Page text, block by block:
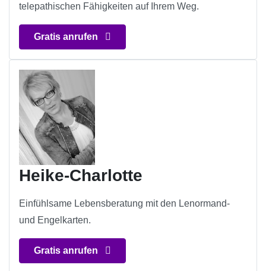
telepathischen Fähigkeiten auf Ihrem Weg.
Gratis anrufen
Heike-Charlotte
Einfühlsame Lebensberatung mit den Lenormand-
und Engelkarten.
Gratis anrufen